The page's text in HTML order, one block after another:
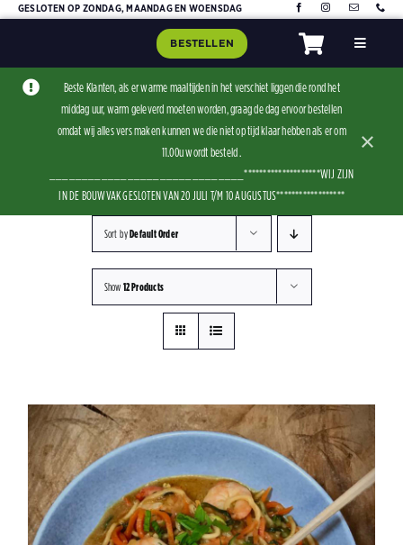
GESLOTEN OP ZONDAG, MAANDAG EN WOENSDAG
Toggle
Contact
BESTELLEN
Beste Klanten, als er warme maaltijden in het verschiet liggen die rond het
middag uur, warm geleverd moeten worden, graag de dag ervoor bestellen
omdat wij alles vers maken kunnen we die niet op tijd klaar hebben als er om
11.00u wordt besteld .
______________________________********************WIJ ZIJN
IN DE BOUWVAK GESLOTEN VAN 20 JULI T/M 10 AUGUSTUS******************
×
Sort byDefault Order
Show12 Products